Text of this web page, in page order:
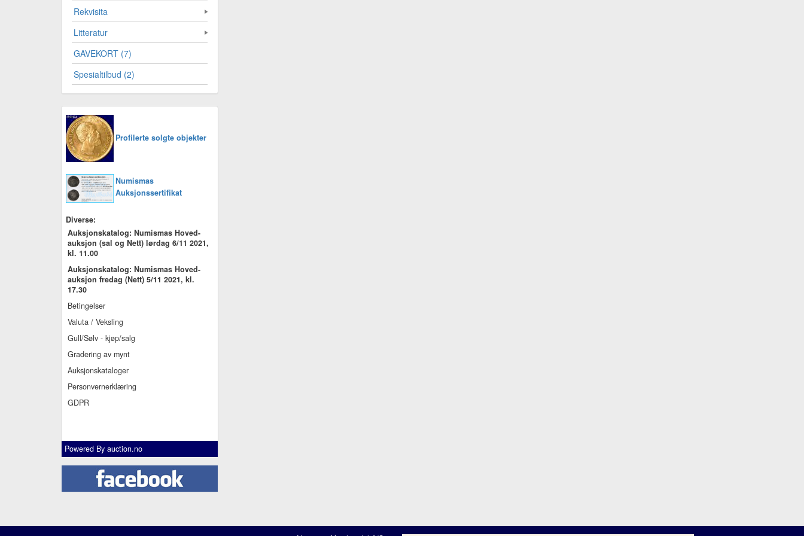
Rekvisita
Litteratur
GAVEKORT (7)
Spesialtilbud (2)
Profilerte solgte objekter
Numismas
Auksjonssertifikat
Diverse:
Auksjonskatalog: Numismas Hoved-
auksjon (sal og Nett) lørdag 6/11 2021,
kl. 11.00
Auksjonskatalog: Numismas Hoved-
auksjon fredag (Nett) 5/11 2021, kl.
17.30
Betingelser
Valuta / Veksling
Gull/Sølv - kjøp/salg
Gradering av mynt
Auksjonskataloger
Personvernerklæring
GDPR
Powered By auction.no